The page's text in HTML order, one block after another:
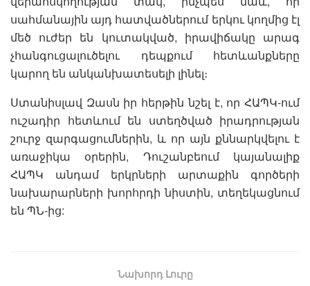
սահմանային այդ հատվածներում երկու կողմից էլ
մեծ ուժեր են կուտակված, իրավիճակը արագ
չհանգուցալուծելու դեպքում հետևանքները
կարող են անկանխատեսելի լինել։
Ստանիսլավ Զասն իր հերթին նշել է, որ ՀԱՊԿ-ում
ուշադիր հետևում են ստեղծված իրադրության
շուրջ զարգացումներին, և որ այն քննարկվելու է
առաջիկա օրերին, Դուշանբեում կայանալիք
ՀԱՊԿ անդամ երկրների արտաքին գործերի
նախարարների խորհրդի նիստին, տեղեկացնում
են ՊՆ-ից:
Նախորդ Լուրը